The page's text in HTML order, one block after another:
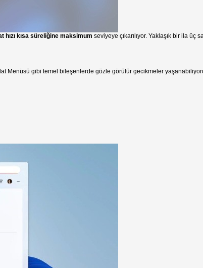
hızı kısa süreliğine maksimum seviyeye çıkarılıyor. Yaklaşık bir ila üç
Menüsü gibi temel bileşenlerde gözle görülür gecikmeler